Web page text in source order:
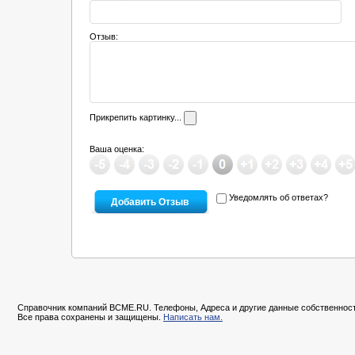
Отзыв:
Прикрепить картинку...
Ваша оценка:
Уведомлять об ответах?
Справочник компаний BCME.RU. Телефоны, Адреса и другие данные
Все права сохранены и защищены. Написать нам.